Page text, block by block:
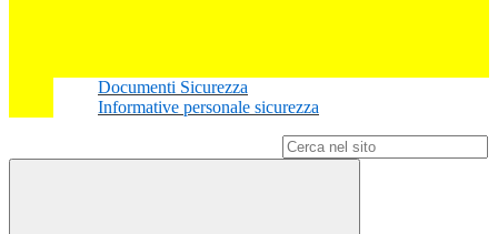
Documenti Sicurezza
Informative personale sicurezza